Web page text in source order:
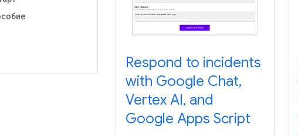
Respond to incidents
with Google Chat,
Vertex AI, and
Google Apps Script